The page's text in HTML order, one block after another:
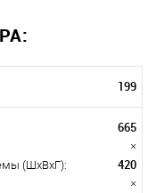
199
(ШxВxГ):
665
×
420
×